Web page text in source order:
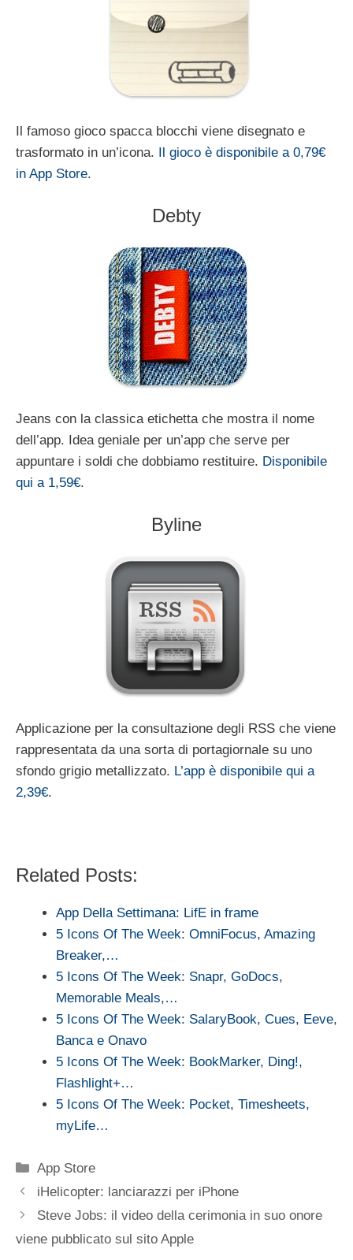
Il famoso gioco spacca blocchi viene disegnato e
trasformato in un’icona.
Il gioco è disponibile a 0,79€
in App Store.
Debty
Jeans con la classica etichetta che mostra il nome
dell’app. Idea geniale per un’app che serve per
appuntare i soldi che dobbiamo restituire. Disponibile
qui a 1,59€.
Byline
Applicazione per la consultazione degli RSS che viene
rappresentata da una sorta di portagiornale su uno
sfondo grigio metallizzato. L’app è disponibile qui a
2,39€.
Related Posts:
App Della Settimana: LifE in frame
5 Icons Of The Week: OmniFocus, Amazing
Breaker,…
5 Icons Of The Week: Snapr, GoDocs,
Memorable Meals,…
5 Icons Of The Week: SalaryBook, Cues, Eeve,
Banca e Onavo
5 Icons Of The Week: BookMarker, Ding!,
Flashlight+…
5 Icons Of The Week: Pocket, Timesheets,
myLife…
Categorie
App Store
iHelicopter: lanciarazzi per iPhone
Steve Jobs: il video della cerimonia in suo onore
viene pubblicato sul sito Apple